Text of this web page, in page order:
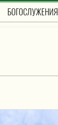
БОГОСЛУЖЕНИЯ